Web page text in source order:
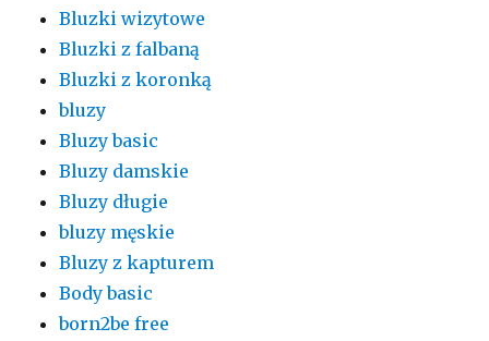
Bluzki wizytowe
Bluzki z falbaną
Bluzki z koronką
bluzy
Bluzy basic
Bluzy damskie
Bluzy długie
bluzy męskie
Bluzy z kapturem
Body basic
born2be free